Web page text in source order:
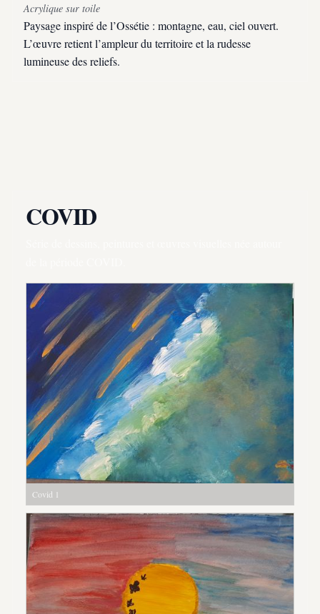
Acrylique sur toile
Paysage inspiré de l’Ossétie : montagne, eau, ciel ouvert.
L’œuvre retient l’ampleur du territoire et la rudesse
lumineuse des reliefs.
COVID
Covid 1